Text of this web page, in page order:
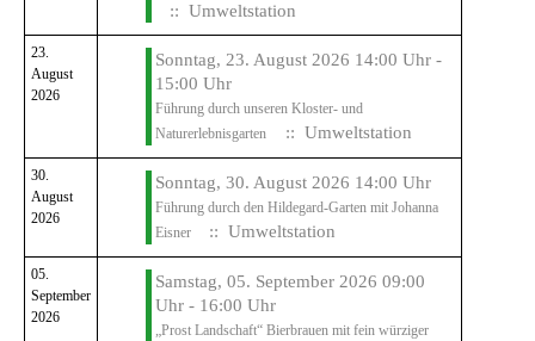
:: Umweltstation
23.
August
2026
Sonntag, 23. August 2026 14:00 Uhr -
15:00 Uhr
Führung durch unseren Kloster- und
Naturerlebnisgarten
:: Umweltstation
30.
August
2026
Sonntag, 30. August 2026 14:00 Uhr
Führung durch den Hildegard-Garten mit Johanna
Eisner
:: Umweltstation
05.
September
2026
Samstag, 05. September 2026 09:00
Uhr - 16:00 Uhr
„Prost Landschaft“ Bierbrauen mit fein würziger